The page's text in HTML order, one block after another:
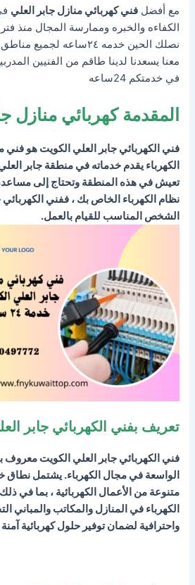
مع أفضلفني كهربائي منازل جابر العلي
الكفاءه والخبره وممارسة المجال منذ
نصلك الحين خدمه ٢٤ساعه
معنا يسعدنا لدينا طاقم من الفنيين
في خدمتكم 24ساعه
المقدمة كهربائي منازل
فني الكهربائي جابر العلي الكويت هو
الكهرباء يقدم خدماته في منطقة جابر
تعيش في هذه المنطقة وتحتاج إلى
نظام الكهرباء الخاص بك ، ففني
الشخص المناسب للقيام بالعمل.
تعريف بفني الكهربائي جابر
فني الكهربائي جابر العلي الكويت معروف
الواسعة في مجال الكهرباء. يشتمل
متنوعة من الأعمال الكهربائية ، بما في
الكهرباء في المنازل والمكاتب والمباني
واحترافية لضمان توفير حلول كهربائية